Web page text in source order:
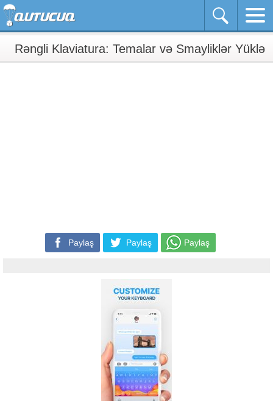
Rəngli Klaviatura: Temalar və Smayliklər Yüklə
Paylaş Paylaş Paylaş